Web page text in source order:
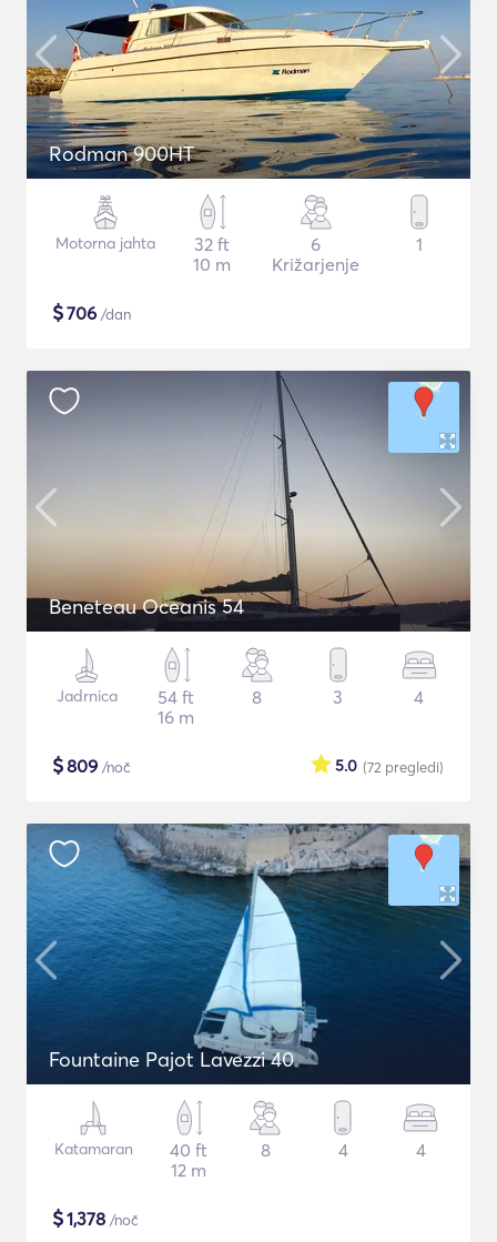
Rodman 900HT
Motorna jahta
32 ft
10 m
6
Križarjenje
1
$706 /dan
Beneteau Oceanis 54
Jadrnica
54 ft
16 m
8 3 4
$809 /noč (72 pregledi)
5.0
Fountaine Pajot Lavezzi 40
Katamaran
40 ft
12 m
8 4 4
$1,378 /noč